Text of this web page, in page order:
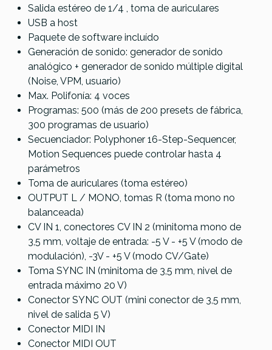
Salida estéreo de 1/4 , toma de auriculares
USB a host
Paquete de software incluído
Generación de sonido: generador de sonido
analógico + generador de sonido múltiple digital
(Noise, VPM, usuario)
Max. Polifonía: 4 voces
Programas: 500 (más de 200 presets de fábrica,
300 programas de usuario)
Secuenciador: Polyphoner 16-Step-Sequencer,
Motion Sequences puede controlar hasta 4
parámetros
Toma de auriculares (toma estéreo)
OUTPUT L / MONO, tomas R (toma mono no
balanceada)
CV IN 1, conectores CV IN 2 (minitoma mono de
3,5 mm, voltaje de entrada: -5 V - +5 V (modo de
modulación), -3V - +5 V (modo CV/Gate)
Toma SYNC IN (minitoma de 3,5 mm, nivel de
entrada máximo 20 V)
Conector SYNC OUT (mini conector de 3,5 mm,
nivel de salida 5 V)
Conector MIDI IN
Conector MIDI OUT